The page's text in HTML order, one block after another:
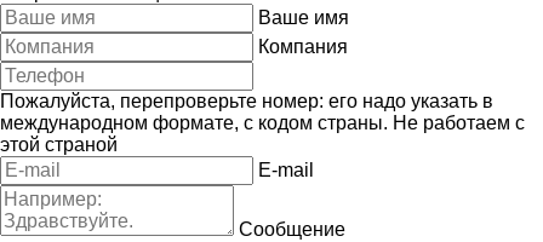
Ваше имя
Компания
Пожалуйста, перепроверьте номер: его надо указать в
международном формате, с кодом страны. Не работаем с
этой страной
E-mail
Сообщение